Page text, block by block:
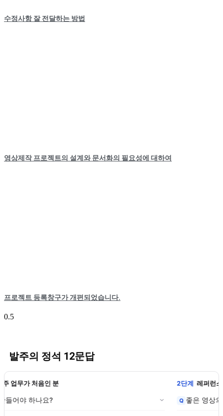
수정사항 잘 전달하는 방법
영상제작 프로젝트의 설계와 문서화의 필요성에 대하여
프로젝트 등록창구가 개편되었습니다.
발주의 정석 12문답
1단계 영상 발주 업무가 처음인 분
Q 영상, 꼭 만들어야 하나요?